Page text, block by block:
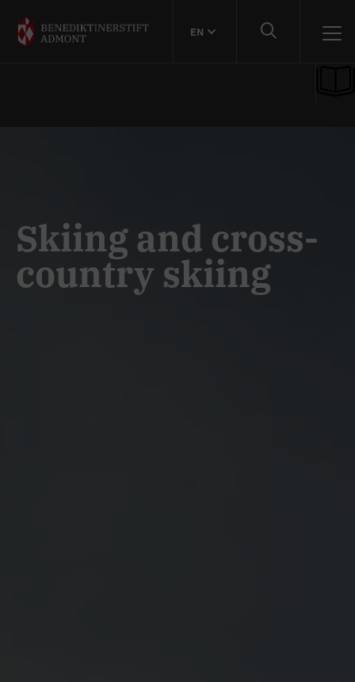
EN
Skiing and cross-
country skiing